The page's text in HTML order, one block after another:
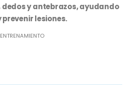
dedos y antebrazos, ayudando
lesiones.
ENTRENAMIENTO